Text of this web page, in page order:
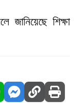
জানিয়েছে শিক্ষা